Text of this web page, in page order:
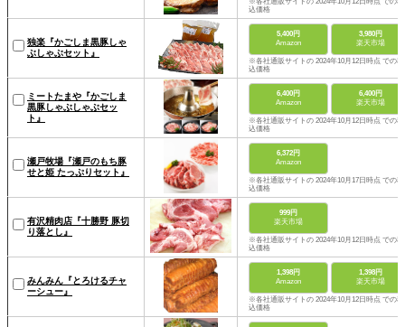
込価格
独楽『かごしま黒豚しゃ
ぶしゃぶセット』
5,400円
Amazon
3,980円
楽天市場
※各社通販サイトの 2024年10月12日時点 での税
込価格
ミートたまや『かごしま
黒豚しゃぶしゃぶセッ
ト』
6,400円
Amazon
6,400円
楽天市場
※各社通販サイトの 2024年10月12日時点 での税
込価格
瀬戸牧場『瀬戸のもち豚
せと姫 たっぷりセット』
6,372円
Amazon
※各社通販サイトの 2024年10月17日時点 での税
込価格
有沢精肉店『十勝野 豚切
り落とし』
999円
楽天市場
※各社通販サイトの 2024年10月12日時点 での税
込価格
みんみん『とろけるチャ
ーシュー』
1,398円
Amazon
1,398円
楽天市場
※各社通販サイトの 2024年10月12日時点 での税
込価格